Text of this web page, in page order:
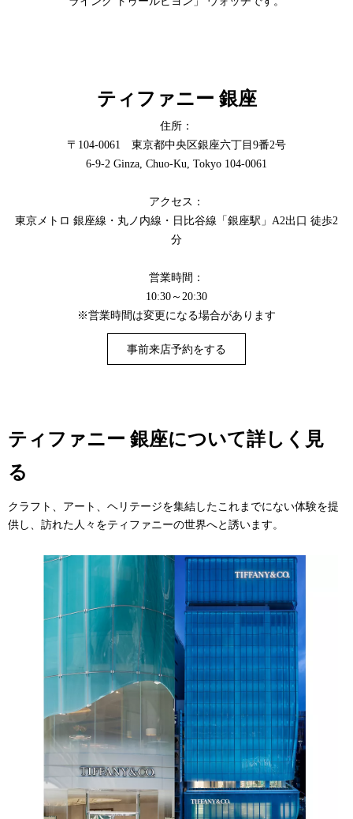
ティファニー 銀座
住所：
〒104-0061 東京都中央区銀座六丁目9番2号
6-9-2 Ginza, Chuo-Ku, Tokyo 104-0061
アクセス：
東京メトロ 銀座線・丸ノ内線・日比谷線「銀座駅」A2出口 徒歩2
分
営業時間：
10:30～20:30
※営業時間は変更になる場合があります
事前来店予約をする
ティファニー 銀座について詳しく見
る
クラフト、アート、ヘリテージを集結したこれまでにない体験を提
供し、訪れた人々をティファニーの世界へと誘います。